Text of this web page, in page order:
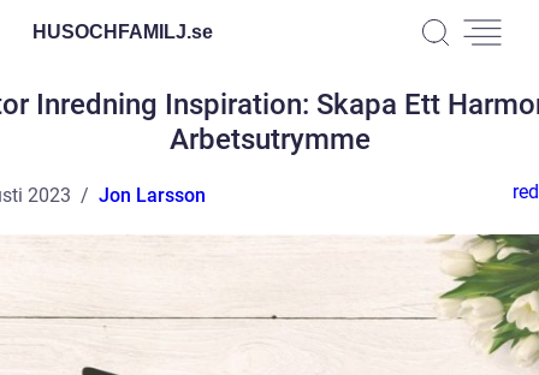
HUSOCHFAMILJ.se
Inredning Inspiration: Skapa Ett
Arbetsutrymme
2023 Jon Larsson